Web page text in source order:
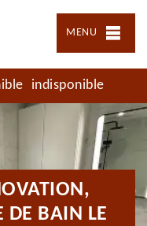
MENU
indisponible
DE BAIN LE